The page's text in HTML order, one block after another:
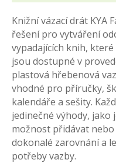
Knižní vázací drát KYA
řešení pro vytváření
vypadajících knih,
jsou dostupné v
plastová hřebenová
vhodné pro příručky,
kalendáře a sešity.
jedinečné výhody,
možnost přidávat
dokonalé zarovnání a
potřeby vazby.